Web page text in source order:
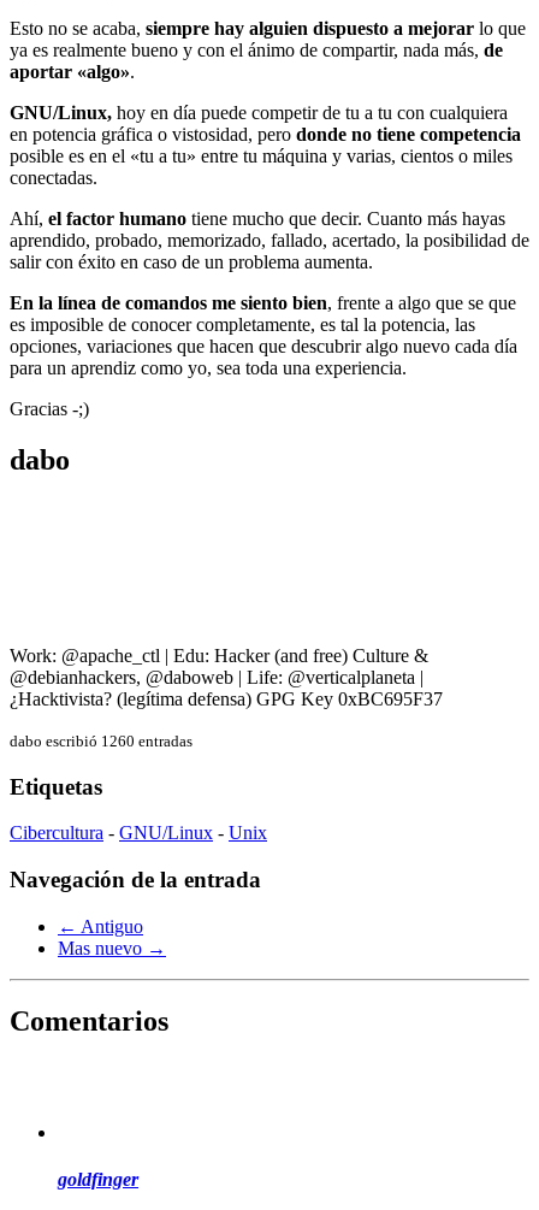
Esto no se acaba, siempre hay alguien dispuesto a mejorar lo que
ya es realmente bueno y con el ánimo de compartir, nada más, de
aportar «algo».
GNU/Linux, hoy en día puede competir de tu a tu con cualquiera
en potencia gráfica o vistosidad, pero donde no tiene competencia
posible es en el «tu a tu» entre tu máquina y varias, cientos o miles
conectadas.
Ahí, el factor humano tiene mucho que decir. Cuanto más hayas
aprendido, probado, memorizado, fallado, acertado, la posibilidad de
salir con éxito en caso de un problema aumenta.
En la línea de comandos me siento bien, frente a algo que se que
es imposible de conocer completamente, es tal la potencia, las
opciones, variaciones que hacen que descubrir algo nuevo cada día
para un aprendiz como yo, sea toda una experiencia.
Gracias -;)
dabo
Work: @apache_ctl | Edu: Hacker (and free) Culture &
@debianhackers, @daboweb | Life: @verticalplaneta |
¿Hacktivista? (legítima defensa) GPG Key 0xBC695F37
dabo escribió 1260 entradas
Etiquetas
Cibercultura - GNU/Linux - Unix
Navegación de la entrada
← Antiguo
Mas nuevo →
Comentarios
goldfinger